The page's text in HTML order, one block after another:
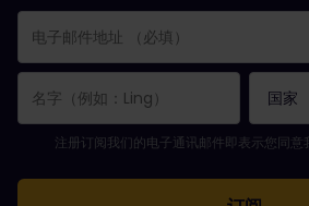
您已成功订阅。
电子邮件地址栏为必填栏！
电子邮件地址无效！
订阅电子通讯时出错。请稍后重试。
您已订阅此电子通讯！
请同意有关订阅电子通讯的条款和条件。
注册订阅我们的电子通讯邮件即表示您同意